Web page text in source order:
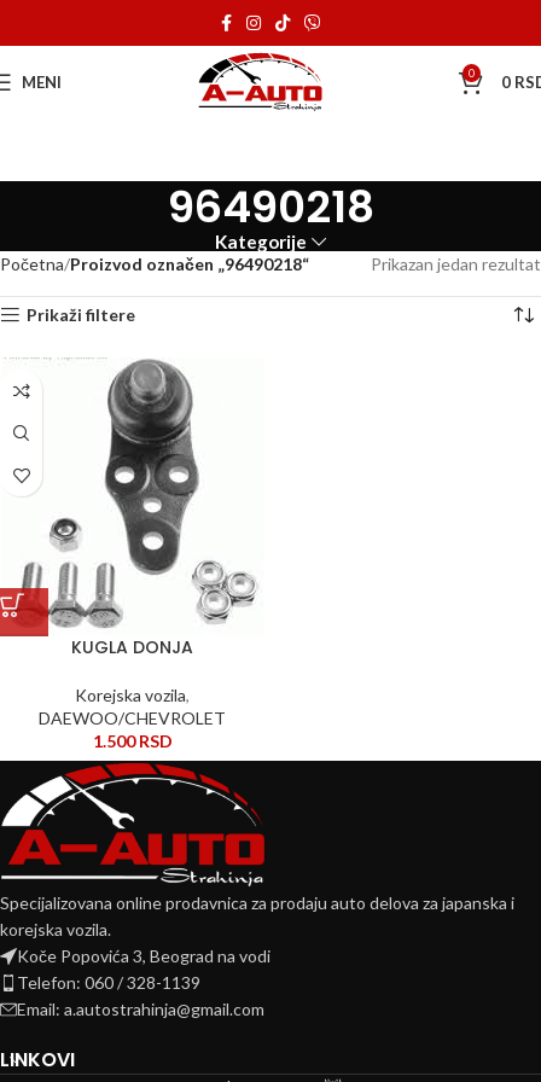
MENI 0 0
96490218
Kategorije
Početna Proizvod označen „96490218“ Prikazan jedan rezultat
Prikaži filtere
KUGLA DONJA
Korejska vozila,
DAEWOO/CHEVROLET
1.500RSD
Specijalizovana online prodavnica za prodaju auto delova za japanska i
korejska vozila.
Koče Popovića 3, Beograd na vodi
Telefon: 060 / 328-1139
Email: a.autostrahinja@gmail.com
LINKOVI